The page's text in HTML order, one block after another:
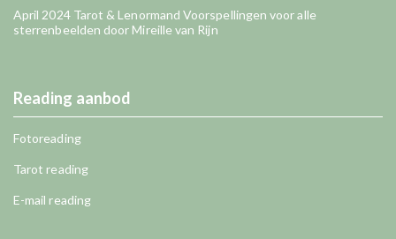
April 2024 Tarot & Lenormand Voorspellingen voor alle
sterrenbeelden door Mireille van Rijn
Reading aanbod
Fotoreading
Tarot reading
E-mail reading